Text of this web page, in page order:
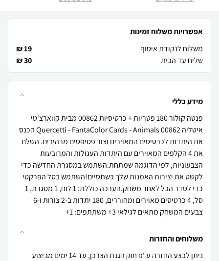
אפשרויות משלוח זמינות
משלוח לנקודת איסוף
19 ₪
שליח עד הבית
30 ₪
מידע כללי
פנטה קולור 180 פטריות + כרטיסיות 00862 מבית קווארצ'טי
איטליה Quercetti - FantaColor Cards - Animals 00862 הכנס
את היתדות לכרטיסים המאוירים וצור פסיפסים מרהיבים. השלם
את 4 הקלפים המאוירים עם היתדות העגולות והמרובעות
הצבעוניות, לפי הדוגמה שמתחת.השתמש במסגרת החדשה כדי
לקשט את יצירות האמנות שלך כשתסיים!השתמש בסל הפרקטי
כדי לסדר הכל לאחר משחק.הערכה כוללת: 1 לוח, 1 מסגרת, 1
סל, 4 כרטיסים מאוירים ומחוררים, 180 יתדות ב-2 צורות ו-6
צבעים המשחק מתאים לגילאי 3+ משתתפים: 1+
משלוחים והחזרות
ניתן לבצע החזרה ע"פ חוק הגנת הצרכן, עד 14 ימים מביצוע